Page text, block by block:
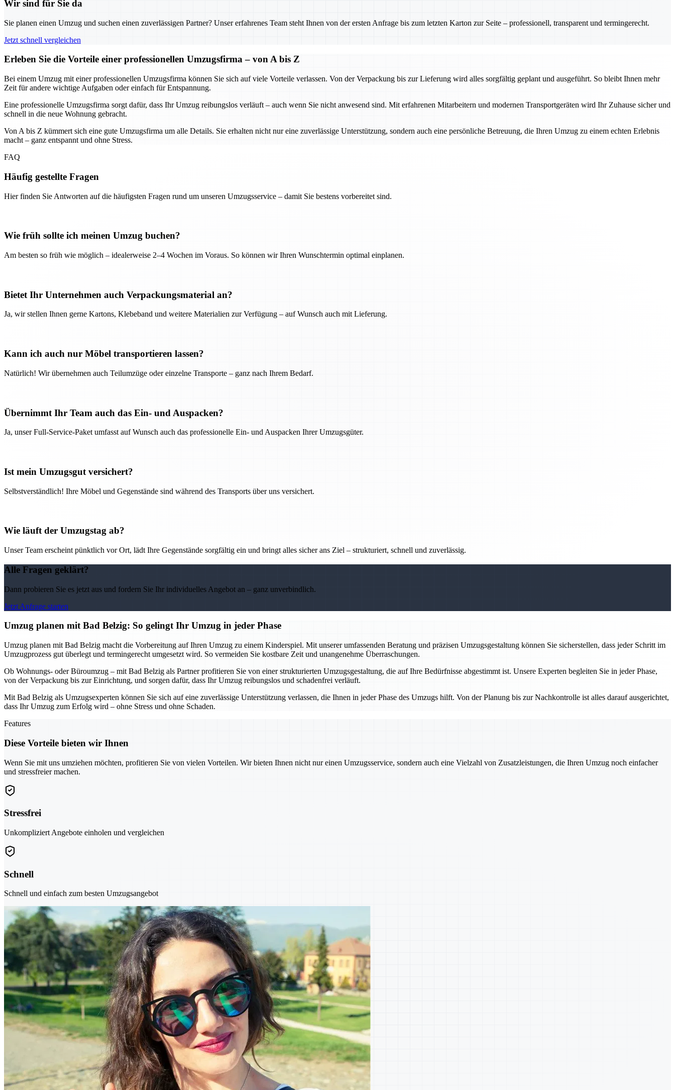
Wir sind für Sie da
Sie planen einen Umzug und suchen einen zuverlässigen Partner? Unser erfahrenes Team steht Ihnen von der ersten Anfrage bis zum letzten Karton zur Seite – professionell, transparent und termingerecht.
Jetzt schnell vergleichen
Erleben Sie die Vorteile einer professionellen Umzugsfirma – von A bis Z
Bei einem Umzug mit einer professionellen Umzugsfirma können Sie sich auf viele Vorteile verlassen. Von der Verpackung bis zur Lieferung wird alles sorgfältig geplant und ausgeführt. So bleibt Ihnen mehr
Zeit für andere wichtige Aufgaben oder einfach für Entspannung.
Eine professionelle Umzugsfirma sorgt dafür, dass Ihr Umzug reibungslos verläuft – auch wenn Sie nicht anwesend sind. Mit erfahrenen Mitarbeitern und modernen Transportgeräten wird Ihr Zuhause sicher und
schnell in die neue Wohnung gebracht.
Von A bis Z kümmert sich eine gute Umzugsfirma um alle Details. Sie erhalten nicht nur eine zuverlässige Unterstützung, sondern auch eine persönliche Betreuung, die Ihren Umzug zu einem echten Erlebnis
macht – ganz entspannt und ohne Stress.
FAQ
Häufig gestellte Fragen
Hier finden Sie Antworten auf die häufigsten Fragen rund um unseren Umzugsservice – damit Sie bestens vorbereitet sind.
Wie früh sollte ich meinen Umzug buchen?
Am besten so früh wie möglich – idealerweise 2–4 Wochen im Voraus. So können wir Ihren Wunschtermin optimal einplanen.
Bietet Ihr Unternehmen auch Verpackungsmaterial an?
Ja, wir stellen Ihnen gerne Kartons, Klebeband und weitere Materialien zur Verfügung – auf Wunsch auch mit Lieferung.
Kann ich auch nur Möbel transportieren lassen?
Natürlich! Wir übernehmen auch Teilumzüge oder einzelne Transporte – ganz nach Ihrem Bedarf.
Übernimmt Ihr Team auch das Ein- und Auspacken?
Ja, unser Full-Service-Paket umfasst auf Wunsch auch das professionelle Ein- und Auspacken Ihrer Umzugsgüter.
Ist mein Umzugsgut versichert?
Selbstverständlich! Ihre Möbel und Gegenstände sind während des Transports über uns versichert.
Wie läuft der Umzugstag ab?
Unser Team erscheint pünktlich vor Ort, lädt Ihre Gegenstände sorgfältig ein und bringt alles sicher ans Ziel – strukturiert, schnell und zuverlässig.
Alle Fragen geklärt?
Dann probieren Sie es jetzt aus und fordern Sie Ihr individuelles Angebot an – ganz unverbindlich.
Jetzt Anfrage starten
Umzug planen mit Bad Belzig: So gelingt Ihr Umzug in jeder Phase
Umzug planen mit Bad Belzig macht die Vorbereitung auf Ihren Umzug zu einem Kinderspiel. Mit unserer umfassenden Beratung und präzisen Umzugsgestaltung können Sie sicherstellen, dass jeder Schritt im
Umzugprozess gut überlegt und termingerecht umgesetzt wird. So vermeiden Sie kostbare Zeit und unangenehme Überraschungen.
Ob Wohnungs- oder Büroumzug – mit Bad Belzig als Partner profitieren Sie von einer strukturierten Umzugsgestaltung, die auf Ihre Bedürfnisse abgestimmt ist. Unsere Experten begleiten Sie in jeder Phase,
von der Verpackung bis zur Einrichtung, und sorgen dafür, dass Ihr Umzug reibungslos und schadenfrei verläuft.
Mit Bad Belzig als Umzugsexperten können Sie sich auf eine zuverlässige Unterstützung verlassen, die Ihnen in jeder Phase des Umzugs hilft. Von der Planung bis zur Nachkontrolle ist alles darauf ausgerichtet,
dass Ihr Umzug zum Erfolg wird – ohne Stress und ohne Schaden.
Features
Diese Vorteile bieten wir Ihnen
Wenn Sie mit uns umziehen möchten, profitieren Sie von vielen Vorteilen. Wir bieten Ihnen nicht nur einen Umzugsservice, sondern auch eine Vielzahl von Zusatzleistungen, die Ihren Umzug noch einfacher
und stressfreier machen.
Stressfrei
Unkompliziert Angebote einholen und vergleichen
Schnell
Schnell und einfach zum besten Umzugsangebot